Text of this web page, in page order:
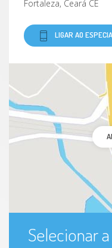
Fortaleza, Ceará CE
LIGAR AO
Selecionar